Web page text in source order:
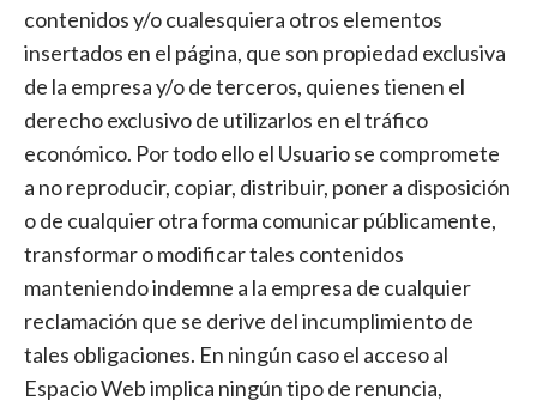
contenidos y/o cualesquiera otros elementos
insertados en el página, que son propiedad exclusiva
de la empresa y/o de terceros, quienes tienen el
derecho exclusivo de utilizarlos en el tráfico
económico. Por todo ello el Usuario se compromete
a no reproducir, copiar, distribuir, poner a disposición
o de cualquier otra forma comunicar públicamente,
transformar o modificar tales contenidos
manteniendo indemne a la empresa de cualquier
reclamación que se derive del incumplimiento de
tales obligaciones. En ningún caso el acceso al
Espacio Web implica ningún tipo de renuncia,